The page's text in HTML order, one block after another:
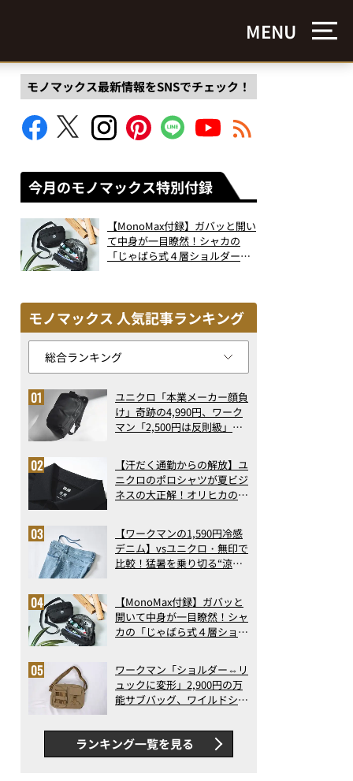
MENU
モノマックス最新情報をSNSでチェック！
今月のモノマックス特別付録
【MonoMax付録】ガバッと開い
て中身が一目瞭然！シャカの
「じゃばら式４層ショルダーバ
モノマックス 人気記事ランキング
ユニクロ「本業メーカー顔負
け」奇跡の4,990円、ワーク
マン「2,500円は反則級」凄
ト3】（2026年6月版）
【汗だく通勤からの解放】ユ
ニクロのポロシャツが夏ビジ
ネスの大正解！オリヒカの透
アの実力
【ワークマンの1,590円冷感
デニム】vsユニクロ・無印で
比較！猛暑を乗り切る“涼感
で決定版
【MonoMax付録】ガバッと
開いて中身が一目瞭然！シャ
カの「じゃばら式４層ショル
った！
ワークマン「ショルダー⇔リ
ュックに変形」2,900円の万
能サブバッグ、ワイルドシン
録…ほか【休日バッグの人気
記事ランキングベスト3】
（2026年6月版）
ランキング一覧を見る